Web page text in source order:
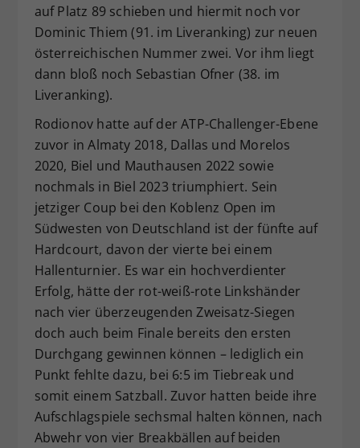
auf Platz 89 schieben und hiermit noch vor
Dominic Thiem (91. im Liveranking) zur neuen
österreichischen Nummer zwei. Vor ihm liegt
dann bloß noch Sebastian Ofner (38. im
Liveranking).
Rodionov hatte auf der ATP-Challenger-Ebene
zuvor in Almaty 2018, Dallas und Morelos
2020, Biel und Mauthausen 2022 sowie
nochmals in Biel 2023 triumphiert. Sein
jetziger Coup bei den Koblenz Open im
Südwesten von Deutschland ist der fünfte auf
Hardcourt, davon der vierte bei einem
Hallenturnier. Es war ein hochverdienter
Erfolg, hätte der rot-weiß-rote Linkshänder
nach vier überzeugenden Zweisatz-Siegen
doch auch beim Finale bereits den ersten
Durchgang gewinnen können – lediglich ein
Punkt fehlte dazu, bei 6:5 im Tiebreak und
somit einem Satzball. Zuvor hatten beide ihre
Aufschlagspiele sechsmal halten können, nach
Abwehr von vier Breakbällen auf beiden